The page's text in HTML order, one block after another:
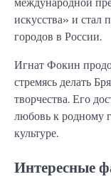
искусства» и
городов в России.
Игнат Фокин
стремясь делать
творчества. Его
любовь к родному
культуре.
Интересные